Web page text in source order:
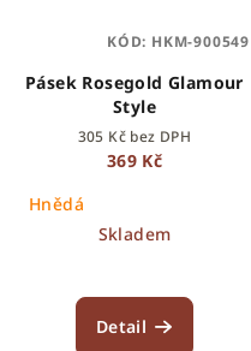
Pásek Rosegold Glamour
Style
305 Kč bez DPH
369 Kč
Hnědá
Skladem
Detail
KÓD: HKM-900549